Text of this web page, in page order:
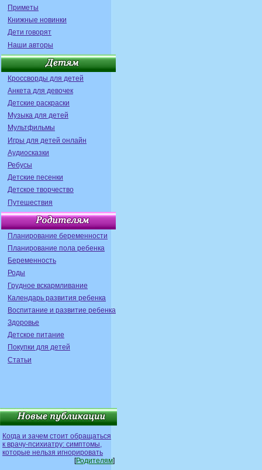
Приметы
Книжные новинки
Дети говорят
Наши авторы
Кроссворды для детей
Анкета для девочек
Детские раскраски
Музыка для детей
Мультфильмы
Игры для детей онлайн
Аудиосказки
Ребусы
Детские песенки
Детское творчество
Путешествия
Планирование беременности
Планирование пола ребенка
Беременность
Роды
Грудное вскармливание
Календарь развития ребенка
Воспитание и развитие ребенка
Здоровье
Детское питание
Покупки для детей
Статьи
Когда и зачем стоит обращаться
к врачу-психиатру: симптомы,
которые нельзя игнорировать
[Родителям]